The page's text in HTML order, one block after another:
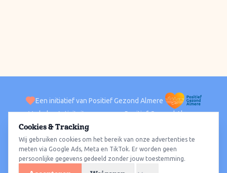
Een initiatief van Positief Gezond Almere
VerhalenActiviteiten Positief Gezond Almere
ACTIVITEITEN PER WIJK
Alle wijkenAlmere HavenAlmere StadAlmere BuitenAlmere Poort
Almere HoutAlmere OosterwoldWat te doen
Cookies & Tracking
Wij gebruiken cookies om het bereik van onze advertenties te
meten via Google Ads, Meta en TikTok. Er worden geen
persoonlijke gegevens gedeeld zonder jouw toestemming.